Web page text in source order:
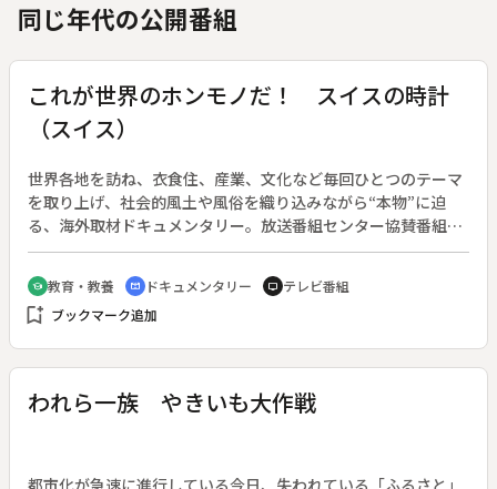
同じ年代の公開番組
これが世界のホンモノだ！ スイスの時計
（スイス）
世界各地を訪ね、衣食住、産業、文化など毎回ひとつのテーマ
を取り上げ、社会的風土や風俗を織り込みながら“本物”に迫
る、海外取材ドキュメンタリー。放送番組センター協賛番組。
（１９６９年１０月５日～１９７０年３月２９日放送、全２６
回）◆今回はスイスの時計製造業の中心都市、ラ・ショー・
ド・フォンを訪れる。ここは、古い日時計から最新の精密時計
まで、豊富なコレクションを誇るスイス最大の時計博物館があ
製品だけが出荷される。豪華な装飾を施された高級時計は、ま
さに芸術品である。時計の専門知識を持った技術者たちの職人
芸を紹介する。
school 教育・教養 cinematic_blur ドキュメンタリー tv テレビ番組
bookmark_add ブックマーク追加
われら一族 やきいも大作戦